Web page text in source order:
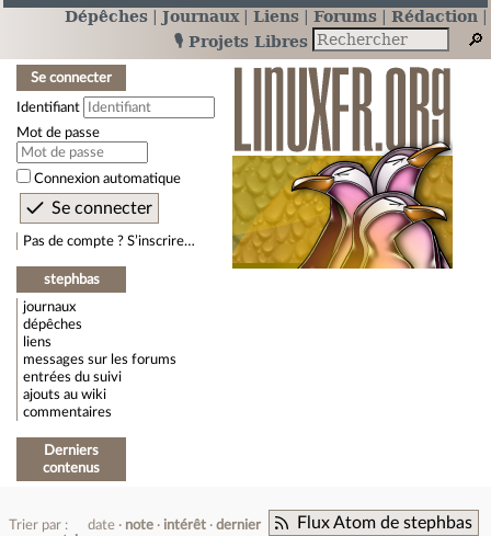
Dépêches Journaux Liens Forums
Rédaction
🎙️ Projets Libres
Se connecter
Identifiant
Mot de passe
Connexion automatique
Pas de compte ? S’inscrire…
stephbas
journaux
dépêches
liens
messages sur les forums
entrées du suivi
ajouts au wiki
commentaires
Derniers
contenus
Flux Atom de stephbas
Trier par : date note intérêt
dernier